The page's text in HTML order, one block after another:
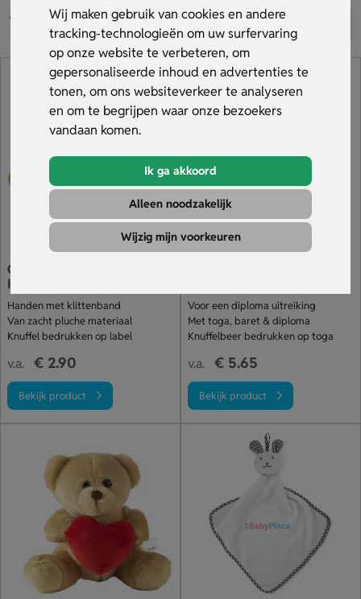
Wij maken gebruik van cookies en andere
tracking-technologieën om uw surfervaring
op onze website te verbeteren, om
gepersonaliseerde inhoud en advertenties te
tonen, om ons websiteverkeer te analyseren
en om te begrijpen waar onze bezoekers
vandaan komen.
Ik ga akkoord
Alleen noodzakelijk
Wijzig mijn voorkeuren
voorbeeld en profiteer van snelle levering binnen 10 dagen.
Bekijk het aanbod!
Gorilla Knuffel Met
Klittenband
Handen met klittenband
Van zacht pluche materiaal
Knuffel bedrukken op label
v.a. € 2.90
Bekijk product
Voor een diploma uitreiking
Met toga, baret & diploma
Knuffelbeer bedrukken op toga
v.a. € 5.65
Bekijk product